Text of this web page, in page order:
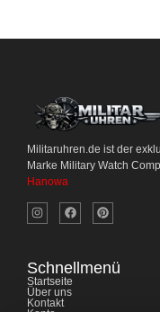
Militaruhren.de ist der
Marke Military Watch
Hanowa
Schnellmenü
Startseite
Über uns
Kontakt